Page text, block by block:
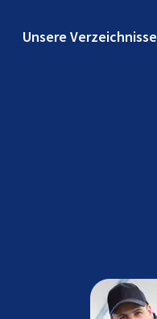
Unsere Verzeichnisse